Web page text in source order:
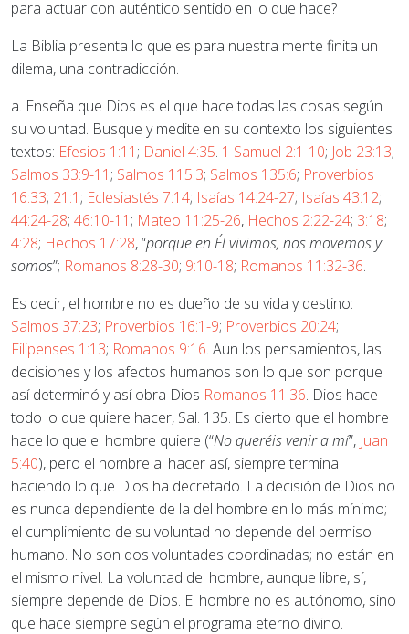
para actuar con auténtico sentido en lo que hace?
La Biblia presenta lo que es para nuestra mente finita un
dilema, una contradicción.
a. Enseña que Dios es el que hace todas las cosas según
su voluntad. Busque y medite en su contexto los siguientes
textos: Efesios 1:11; Daniel 4:35. 1 Samuel 2:1-10; Job 23:13;
Salmos 33:9-11; Salmos 115:3; Salmos 135:6; Proverbios
16:33; 21:1; Eclesiastés 7:14; Isaías 14:24-27; Isaías 43:12;
44:24-28; 46:10-11; Mateo 11:25-26, Hechos 2:22-24; 3:18;
4:28; Hechos 17:28, “porque en Él vivimos, nos movemos y
somos”; Romanos 8:28-30; 9:10-18; Romanos 11:32-36.
Es decir, el hombre no es dueño de su vida y destino:
Salmos 37:23; Proverbios 16:1-9; Proverbios 20:24;
Filipenses 1:13; Romanos 9:16. Aun los pensamientos, las
decisiones y los afectos humanos son lo que son porque
así determinó y así obra Dios Romanos 11:36. Dios hace
todo lo que quiere hacer, Sal. 135. Es cierto que el hombre
hace lo que el hombre quiere (“No queréis venir a mí”, Juan
5:40), pero el hombre al hacer así, siempre termina
haciendo lo que Dios ha decretado. La decisión de Dios no
es nunca dependiente de la del hombre en lo más mínimo;
el cumplimiento de su voluntad no depende del permiso
humano. No son dos voluntades coordinadas; no están en
el mismo nivel. La voluntad del hombre, aunque libre, sí,
siempre depende de Dios. El hombre no es autónomo, sino
que hace siempre según el programa eterno divino.